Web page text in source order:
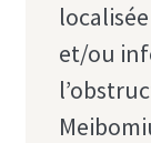
et/ou